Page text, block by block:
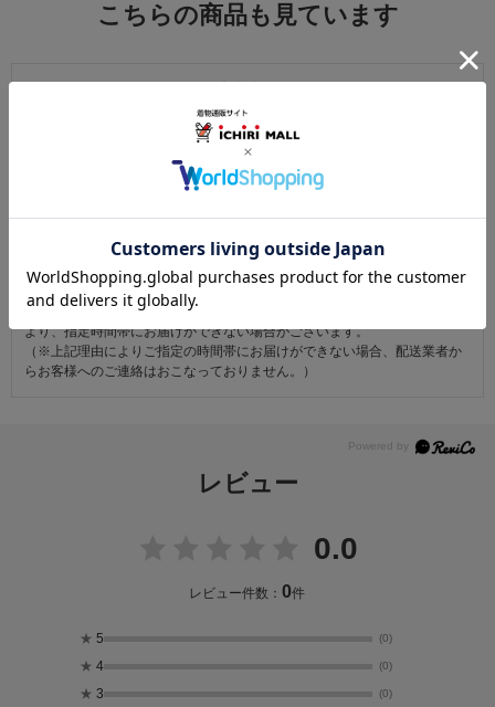
こちらの商品も見ています
お仕立て後、お客様の手元に届いてから30日以内であれば返品可能です。
ただし次に該当するものは返品をお受けできません。
・商品到着後31日以上経過した商品
・1点あたり20万円以上の商品でお客様の寸法にお仕立て済みの場合
・時間帯指定は配送業者のサービスであり、確実なお届けをお約束できる
ものではございません。あらかじめご了承ください。
・天災・事故などによる交通渋滞や物量増加、異常気象やその他諸事情に
より、指定時間帯にお届けができない場合がございます。
（※上記理由によりご指定の時間帯にお届けができない場合、配送業者か
らお客様へのご連絡はおこなっておりません。）
レビュー
0.0
レビュー件数：0件
★ 5 (0)
★ 4 (0)
★ 3 (0)